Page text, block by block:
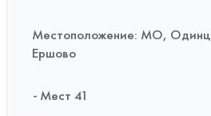
Местоположение: МО,
Ершово
Мест 41